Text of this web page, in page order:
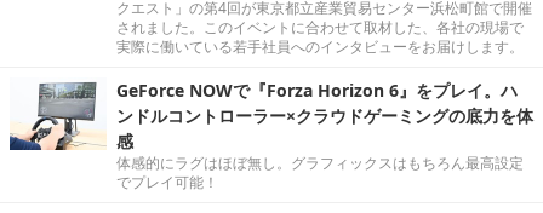
クエスト」の第4回が東京都立産業貿易センター浜松町館で開催
されました。このイベントに合わせて取材した、各社の現場で
実際に働いている若手社員へのインタビューをお届けします。
GeForce NOWで『Forza Horizon 6』をプレイ。ハ
ンドルコントローラー×クラウドゲーミングの底力を体
感
体感的にラグはほぼ無し。グラフィックスはもちろん最高設定
でプレイ可能！